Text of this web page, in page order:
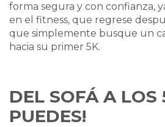
forma segura y con confianza,
en el fitness, que regrese
que simplemente busque un
hacia su primer 5K.
DEL SOFÁ A LOS
PUEDES!